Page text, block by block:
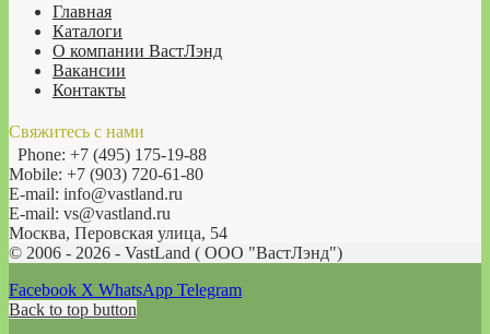
Главная
Каталоги
О компании ВастЛэнд
Вакансии
Контакты
Свяжитесь с нами
Phone: +7 (495) 175-19-88
Mobile: +7 (903) 720-61-80
E-mail: info@vastland.ru
E-mail: vs@vastland.ru
Москва, Перовская улица, 54
© 2006 - 2026 - VastLand ( OOO "ВастЛэнд")
Facebook X WhatsApp Telegram
Back to top button